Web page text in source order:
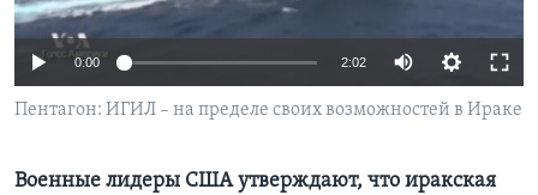
Learning English
СОЦИАЛЬНЫЕ СЕТИ
0:00 2:02
Пентагон: ИГИЛ – на пределе своих возможностей в Ираке
Военные лидеры США утверждают, что иракская